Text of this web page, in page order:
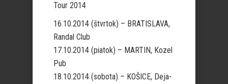
Tour 2014
16.10.2014 (štvrtok) – BRATISLAVA,
Randal Club
17.10.2014 (piatok) – MARTIN, Kozel
Pub
18.10.2014 (sobota) – KOŠICE, Deja-